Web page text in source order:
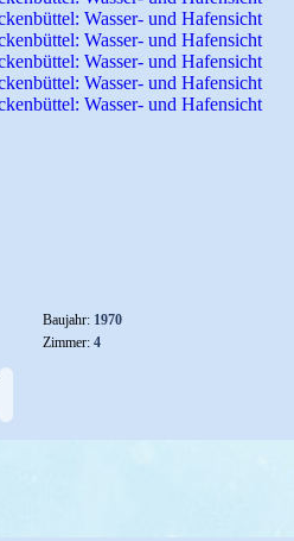
Baujahr: 1970
Zimmer: 4